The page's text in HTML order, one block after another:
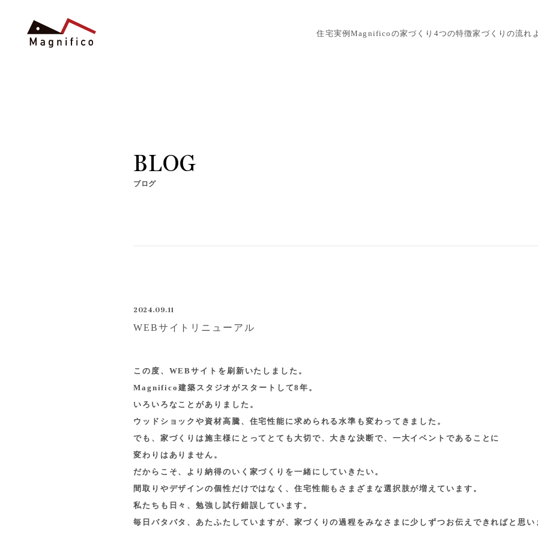
住宅実例Magnificoの家づくり 4つの特徴家づくりの流れ
BLOG
ブログ
2024.09.11
WEBサイトリニューアル
この度、WEBサイトを刷新いたしました。
Magnifico建築スタジオがスタートして8年。
いろいろなことがありました。
ウッドショックや資材高騰、住宅性能に求められる水準も変わってきました。
でも、家づくりは施主様にとってとても大切で、大きな決断で、一大イベントであることに
変わりはありません。
だからこそ、より納得のいく家づくりを一緒にしていきたい。
間取りやデザインの個性だけではなく、住宅性能もさまざまな選択肢が増えています。
私たちも日々、勉強し試行錯誤しています。
毎日バタバタ、あたふたしていますが、家づくりの過程をみなさまに少しずつお伝えできればと思い